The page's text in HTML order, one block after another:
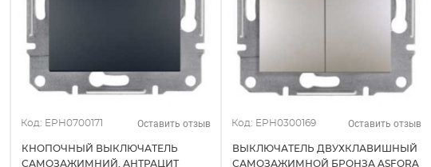
Код: EPH0700171 Оставить отзыв
КНОПОЧНЫЙ ВЫКЛЮЧАТЕЛЬ
САМОЗАЖИМНИЙ, АНТРАЦИТ
Код: EPH0300169 Оставить отзыв
ВЫКЛЮЧАТЕЛЬ ДВУХКЛАВИШНЫЙ
САМОЗАЖИМНОЙ БРОНЗА ASFORA